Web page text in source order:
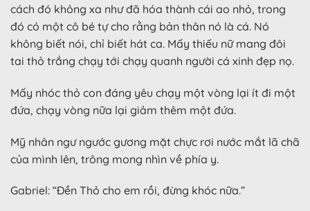
cách đó không xa như đã hóa thành cái ao nhỏ, trong
đó có một cô bé tự cho rằng bản thân nó là cá. Nó
không biết nói, chỉ biết hát ca. Mấy thiếu nữ mang đôi
tai thỏ trắng chạy tới chạy quanh người cá xinh đẹp nọ.
Mấy nhóc thỏ con đáng yêu chạy một vòng lại ít đi một
đứa, chạy vòng nữa lại giảm thêm một đứa.
Mỹ nhân ngư ngước gương mặt chực rơi nước mắt lã chã
của mình lên, trông mong nhìn về phía y.
Gabriel: “Đền Thỏ cho em rồi, đừng khóc nữa.”